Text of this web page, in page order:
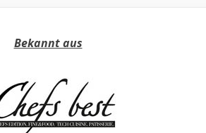
Bekannt aus